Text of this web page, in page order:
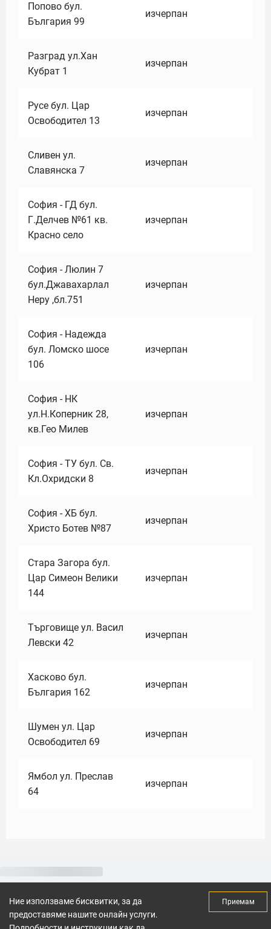
Попово бул.
България 99
изчерпан
Разград ул.Хан
Кубрат 1
изчерпан
Русе бул. Цар
Освободител 13
изчерпан
Сливен ул.
Славянска 7
изчерпан
София - ГД бул.
Г.Делчев №61 кв.
Красно село
изчерпан
София - Люлин 7
бул.Джавахарлал
Неру ,бл.751
изчерпан
София - Надежда
бул. Ломско шосе
106
изчерпан
София - НК
ул.Н.Коперник 28,
кв.Гео Милев
изчерпан
София - ТУ бул. Св.
Кл.Охридски 8
изчерпан
София - ХБ бул.
Христо Ботев №87
изчерпан
Стара Загора бул.
Цар Симеон Велики
144
изчерпан
Търговище ул. Васил
Левски 42
изчерпан
Хасково бул.
България 162
изчерпан
Шумен ул. Цар
Освободител 69
изчерпан
Ямбол ул. Преслав
64
изчерпан
Ние използваме бисквитки, за да
предоставяме нашите онлайн услуги.
Приемам